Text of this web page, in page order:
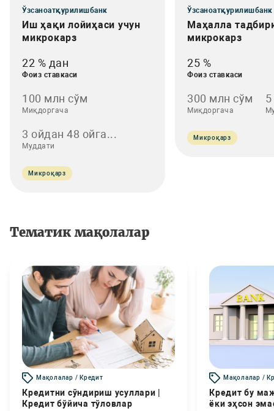
Ўзсаноатқурилишбанк
Иш ҳақи лойиҳаси учун
микрокарз
22 % дан
Фоиз ставкаси
100 млн сўм
Миқдоргача
3 ойдан 48 ойга...
Муддати
Микроқарз
Ўзсаноатқурилишбанк
Маҳалла
микрокарз
25 %
Фоиз ставкаси
300 млн сўм
Миқдоргача
Микроқарз
Тематик мақолалар
Мақолалар / Кредит
Кредитни сўндириш усуллари |
Кредит бўйича тўловлар
Мақолалар /
Кредит бу
ёки эҳсон